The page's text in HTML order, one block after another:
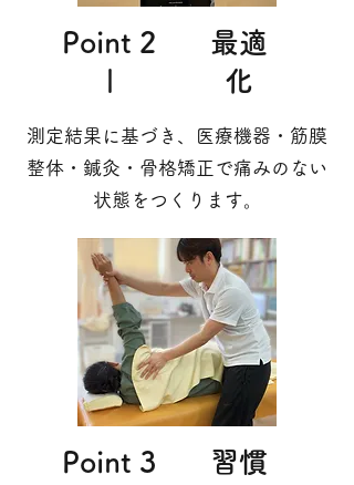
​最適
化
Point 2
測定結果に基づき、医療機器・筋膜
整体・鍼灸・骨格矯正で痛みのない
状態をつくります。
​習慣
Point 3